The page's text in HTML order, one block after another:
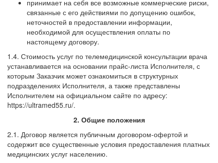
принимает на себя все возможные коммерческие риски,
связанные с его действиями по допущению ошибок,
неточностей в предоставлении информации,
необходимой для осуществления оплаты по
настоящему договору.
1.4. Стоимость услуг по телемедицинской консультации врача
устанавливается на основании прайс-листа Исполнителя, с
которым Заказчик может ознакомиться в структурных
подразделениях Исполнителя, а также представлены
Исполнителем на официальном сайте по адресу:
https://ultramed55.ru/.
2. Общие положения
2.1. Договор является публичным договором-офертой и
содержит все существенные условия предоставления платных
медицинских услуг населению.